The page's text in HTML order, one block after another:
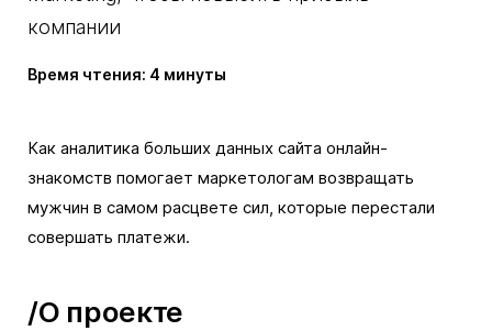
компании
Время чтения: 4 минуты
Как аналитика больших данных сайта онлайн-
знакомств помогает маркетологам возвращать
мужчин в самом расцвете сил, которые перестали
совершать платежи.
/О проекте